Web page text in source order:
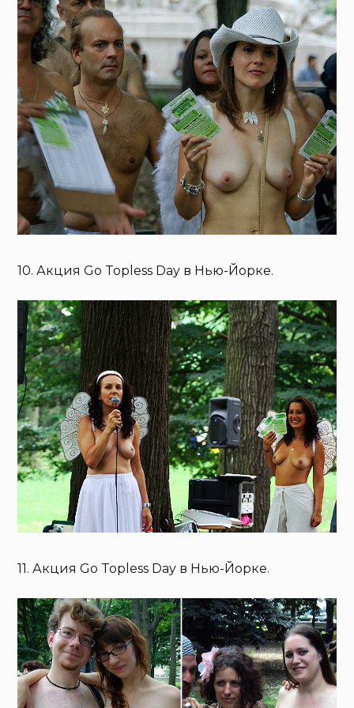
10. Акция Go Topless Day в Нью-Йорке.
11. Акция Go Topless Day в Нью-Йорке.